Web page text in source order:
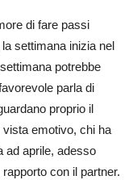
di fare passi
settimana inizia nel
potrebbe
parla di
proprio il
emotivo, chi ha
ad aprile, adesso
con il partner.